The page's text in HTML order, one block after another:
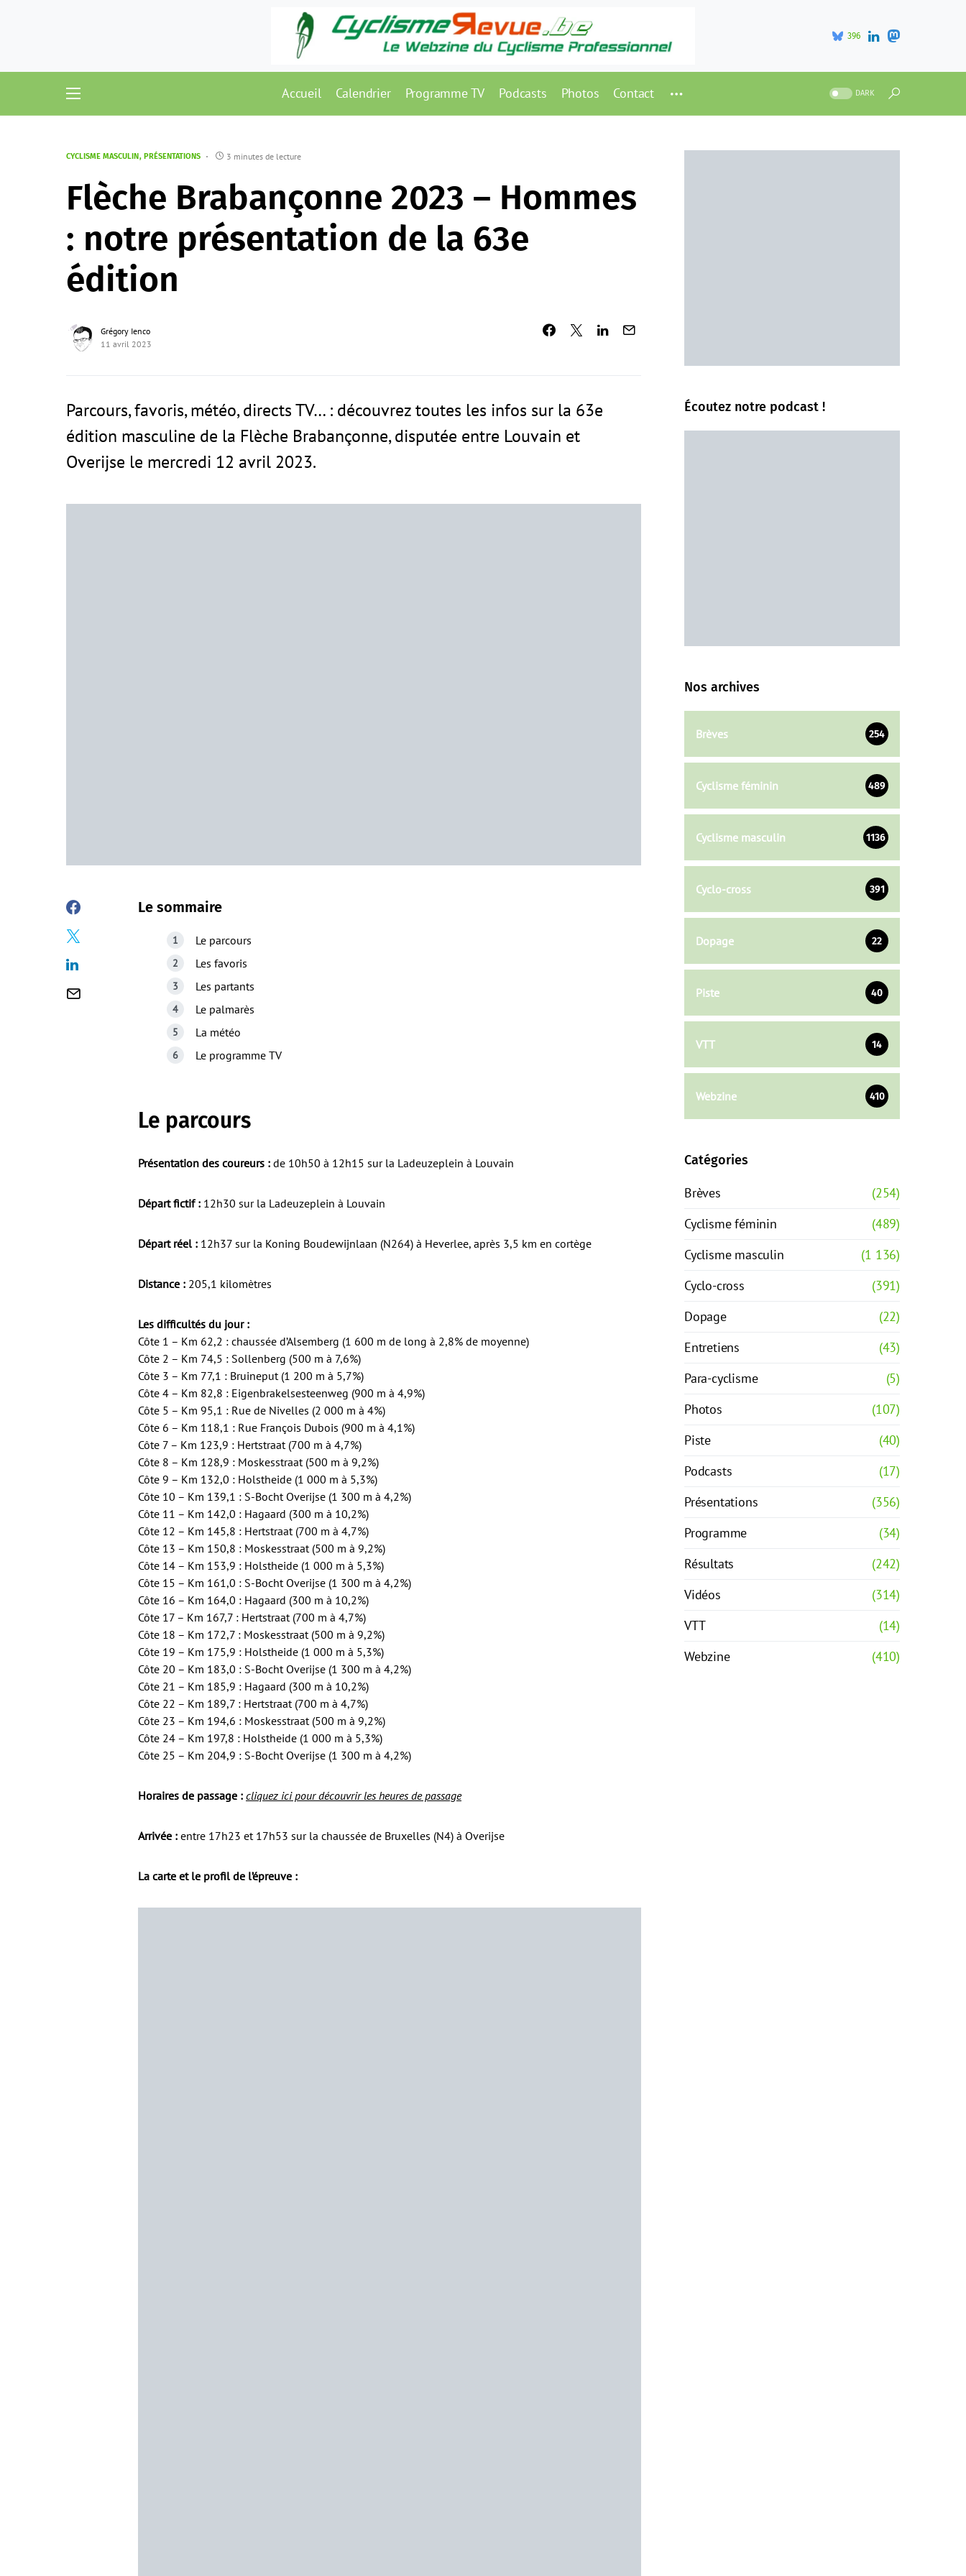
396
Accueil Calendrier Programme TV Podcasts Photos Contact DARK
CYCLISME MASCULIN PRÉSENTATIONS 3 minutes de lecture
Flèche Brabançonne 2023 – Hommes
: notre présentation de la 63e
édition
Grégory Ienco
11 avril 2023
Parcours, favoris, météo, directs TV… : découvrez toutes les infos sur la 63e
édition masculine de la Flèche Brabançonne, disputée entre Louvain et
Overijse le mercredi 12 avril 2023.
Le sommaire
Le parcours
Les favoris
Les partants
Le palmarès
La météo
Le programme TV
Le parcours
Présentation des coureurs : de 10h50 à 12h15 sur la Ladeuzeplein à Louvain
Départ fictif : 12h30 sur la Ladeuzeplein à Louvain
Départ réel : 12h37 sur la Koning Boudewijnlaan (N264) à Heverlee, après 3,5 km en cortège
Distance : 205,1 kilomètres
Les difficultés du jour :
Côte 1 – Km 62,2 : chaussée d’Alsemberg (1 600 m de long à 2,8% de moyenne)
Côte 2 – Km 74,5 : Sollenberg (500 m à 7,6%)
Côte 3 – Km 77,1 : Bruineput (1 200 m à 5,7%)
Côte 4 – Km 82,8 : Eigenbrakelsesteenweg (900 m à 4,9%)
Côte 5 – Km 95,1 : Rue de Nivelles (2 000 m à 4%)
Côte 6 – Km 118,1 : Rue François Dubois (900 m à 4,1%)
Côte 7 – Km 123,9 : Hertstraat (700 m à 4,7%)
Côte 8 – Km 128,9 : Moskesstraat (500 m à 9,2%)
Côte 9 – Km 132,0 : Holstheide (1 000 m à 5,3%)
Côte 10 – Km 139,1 : S-Bocht Overijse (1 300 m à 4,2%)
Côte 11 – Km 142,0 : Hagaard (300 m à 10,2%)
Côte 12 – Km 145,8 : Hertstraat (700 m à 4,7%)
Côte 13 – Km 150,8 : Moskesstraat (500 m à 9,2%)
Côte 14 – Km 153,9 : Holstheide (1 000 m à 5,3%)
Côte 15 – Km 161,0 : S-Bocht Overijse (1 300 m à 4,2%)
Côte 16 – Km 164,0 : Hagaard (300 m à 10,2%)
Côte 17 – Km 167,7 : Hertstraat (700 m à 4,7%)
Côte 18 – Km 172,7 : Moskesstraat (500 m à 9,2%)
Côte 19 – Km 175,9 : Holstheide (1 000 m à 5,3%)
Côte 20 – Km 183,0 : S-Bocht Overijse (1 300 m à 4,2%)
Côte 21 – Km 185,9 : Hagaard (300 m à 10,2%)
Côte 22 – Km 189,7 : Hertstraat (700 m à 4,7%)
Côte 23 – Km 194,6 : Moskesstraat (500 m à 9,2%)
Côte 24 – Km 197,8 : Holstheide (1 000 m à 5,3%)
Côte 25 – Km 204,9 : S-Bocht Overijse (1 300 m à 4,2%)
Horaires de passage : cliquez ici pour découvrir les heures de passage
Arrivée : entre 17h23 et 17h53 sur la chaussée de Bruxelles (N4) à Overijse
La carte et le profil de l’épreuve :
Écoutez notre podcast !
Nos archives
Brèves 254
Cyclisme féminin 489
Cyclisme masculin 1136
Cyclo-cross 391
Dopage 22
Piste 40
VTT 14
Webzine 410
Catégories
Brèves
(254)
Cyclisme féminin
(489)
Cyclisme masculin
(1 136)
Cyclo-cross
(391)
Dopage
(22)
Entretiens
(43)
Para-cyclisme
(5)
Photos
(107)
Piste
(40)
Podcasts
(17)
Présentations
(356)
Programme
(34)
Résultats
(242)
Vidéos
(314)
VTT
(14)
Webzine
(410)